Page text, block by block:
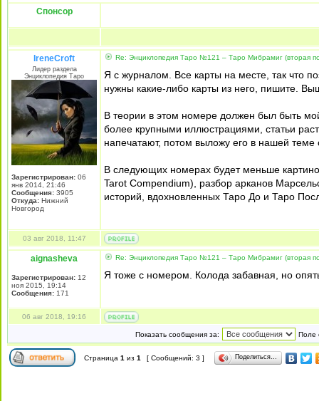
Спонсор
IreneCroft
Лидер раздела
Энциклопедия Таро
Зарегистрирован: 06
янв 2014, 21:46
Сообщения: 3905
Откуда: Нижний
Новгород
Re: Энциклопедия Таро №121 – Таро Мибрамиг (вторая
Я с журналом. Все карты на месте, так что
нужны какие-либо карты из него, пишите.
В теории в этом номере должен был быть
более крупными иллюстрациями, статьи
напечатают, потом выложу его в нашей теме
В следующих номерах будет меньше
Tarot Compendium), разбор арканов
историй, вдохновленных Таро До и Таро
03 авг 2018, 11:47
aignasheva
Зарегистрирован: 12
ноя 2015, 19:14
Сообщения: 171
Re: Энциклопедия Таро №121 – Таро Мибрамиг (вторая
Я тоже с номером. Колода забавная, но
06 авг 2018, 19:16
Показать сообщения за: Поле
Страница 1 из 1 [ Сообщений: 3 ] Поделиться…